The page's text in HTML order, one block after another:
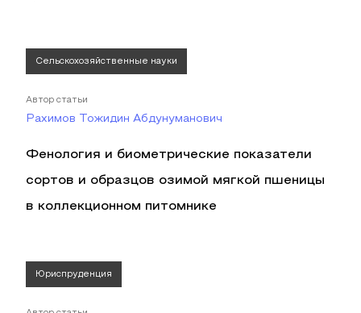
Сельскохозяйственные науки
Автор статьи
Рахимов Тожидин Абдунуманович
Фенология и биометрические показатели
сортов и образцов озимой мягкой пшеницы
в коллекционном питомнике
Юриспруденция